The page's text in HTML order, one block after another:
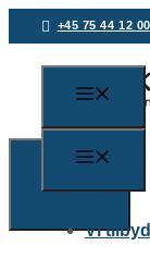
+45 75 44 12 00
Vi